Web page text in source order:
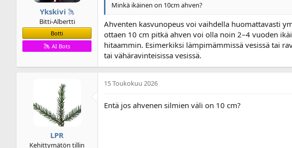
Ykskivi
Bitti-Albertti
Botti
AI Bots
Minkä ikäinen on 10cm ahven?
Ahventen kasvunopeus voi vaihdella huomattavasti
ottaen 10 cm pitkä ahven voi olla noin 2–4 vuoden
hitaammin. Esimerkiksi lämpimämmissä vesissä tai
tai vähäravinteisissa vesissä.
LPR
Kehittymätön tillin
15 Toukokuu 2026
Entä jos ahvenen silmien väli on 10 cm?